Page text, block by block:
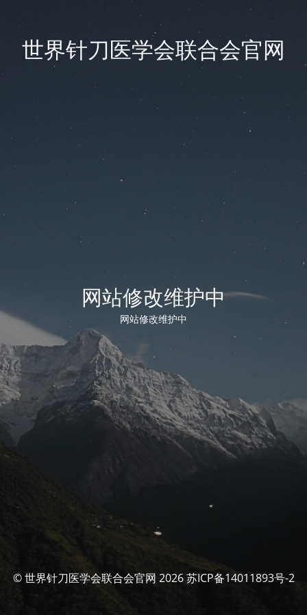
世界针刀医学会联合会官网
网站修改维护中
网站修改维护中
© 世界针刀医学会联合会官网 2026 苏ICP备14011893号-2